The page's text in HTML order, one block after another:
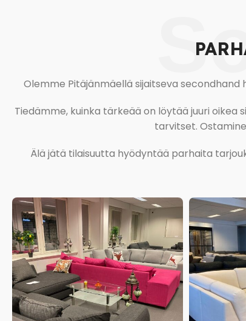
Olemme Pitäjänmäellä sijaitseva
Tiedämme, kuinka tärkeää on löytää juuri oikea
tarvitset.
Älä jätä tilaisuutta hyödyntää parhaita